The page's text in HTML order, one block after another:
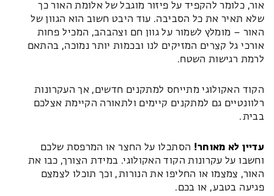
אור, כלומר להקפיד על פיזור מוגבל של אלומת האור כך
שלא תאיר את כל הסביבה. עוד היבט חשוב הוא הגוון של
האור – מומלץ לשמור על גוון חם וצהבהב, המכיל פחות
אורכי גל קצרים המזיקים לנו ובכמות יותר נמוכה, בהתאם
לרמת רגישות השטח.
הקוד האקולוגי מתייחס למתקנים חדשים, אך העקרונות
רלוונטיים גם למתקנים קיימים ולתאורה הקיימת אצלכם
בבית.
עדיין לא מאוחר! הסתכלו על החצר או המרפסת שלכם
וחשבו על עקרונות הקוד האקולוגי. במידת הצורך, כבו את
האור, צמצמו או החליפו את הנורות, וכך תוכלו לצמצם
פגיעה בטבע, או בכם.